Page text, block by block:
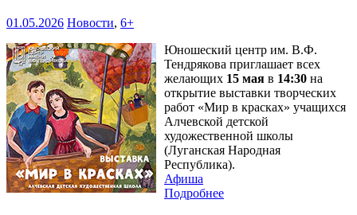
01.05.2026 Новости, 6+
Юношеский центр им. В.Ф.
Тендрякова приглашает всех
желающих 15 мая в 14:30 на
открытие выставки творческих
работ «Мир в красках» учащихся
Алчевской детской
художественной школы
(Луганская Народная
Республика).
Афиша
Подробнее